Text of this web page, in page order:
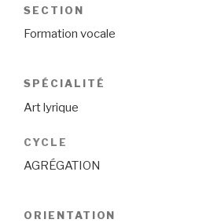
SECTION
Formation vocale
SPÉCIALITÉ
Art lyrique
CYCLE
AGRÉGATION
ORIENTATION